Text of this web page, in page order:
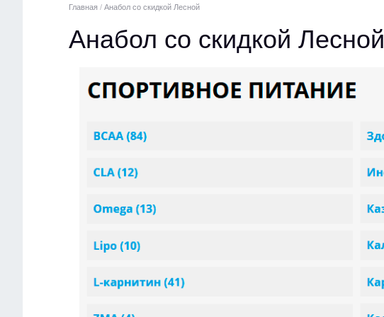
Главная / Анабол со скидкой Лесной
Анабол со скидкой Лесной